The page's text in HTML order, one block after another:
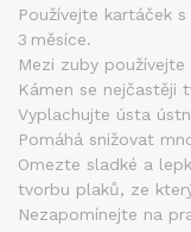
Používejte kartáček
3 měsíce.
Mezi zuby
Kámen se nejčastěji
Vyplachujte ústa
Pomáhá snižovat
Omezte sladké a
tvorbu plaků, ze
Nezapomínejte na